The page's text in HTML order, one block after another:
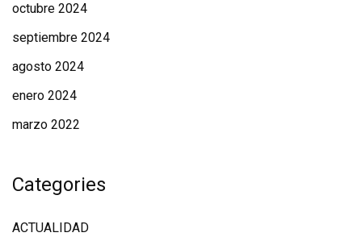
octubre 2024
septiembre 2024
agosto 2024
enero 2024
marzo 2022
Categories
ACTUALIDAD